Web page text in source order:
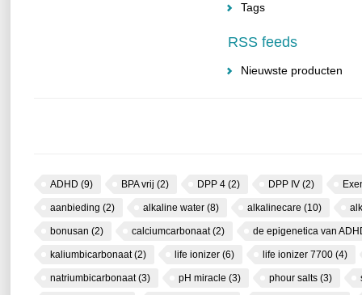
Tags
RSS feeds
Nieuwste producten
ADHD (9) BPA vrij (2) DPP 4 (2) DPP IV (2)
aanbieding (2) alkaline water (8) alkalinecare (10)
bonusan (2) calciumcarbonaat(2) de epigenetica van
kaliumbicarbonaat(2) life ionizer (6) life ionizer 7700 (4)
natriumbicarbonaat(3) pH miracle (3) phour salts (3)